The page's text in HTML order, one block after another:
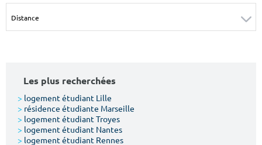
m² m²
Votre date d'entrée
Les plus recherchées
> logement étudiant Lille
> résidence étudiante Marseille
> logement étudiant Troyes
> logement étudiant Nantes
> logement étudiant Rennes